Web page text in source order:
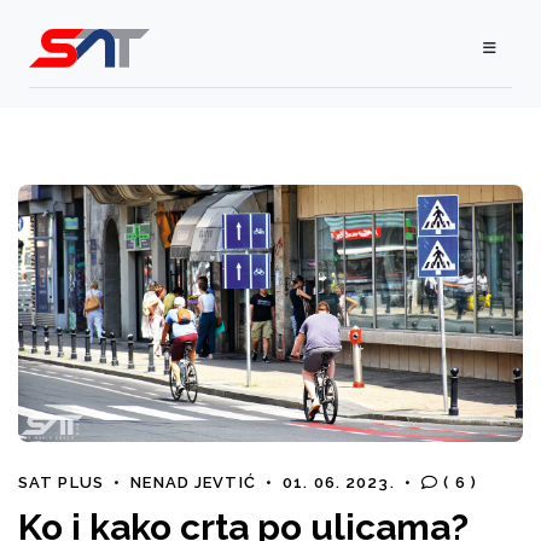
SAT PLUS • NENAD JEVTIĆ • 01. 06. 2023. • ( 6 )
Ko i kako crta po ulicama?